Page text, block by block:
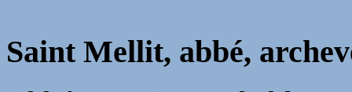
Saint Mellit, abbé,